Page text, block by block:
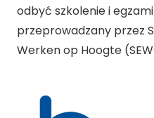
odbyć szkolenie i
przeprowadzany przez
Werken op Hoogte